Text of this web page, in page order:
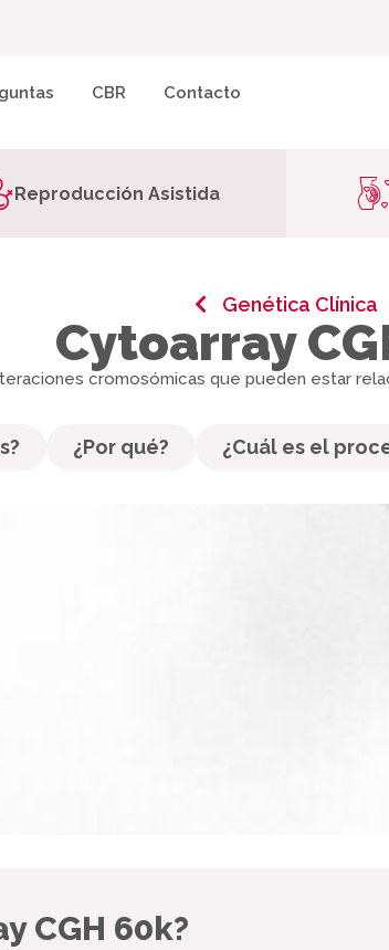
CBR Contacto
Reproducción Asistida
Genética Clínica
Cytoarray
cromosómicas que pueden estar
¿Por qué? ¿Cuál es el
CGH 60k?